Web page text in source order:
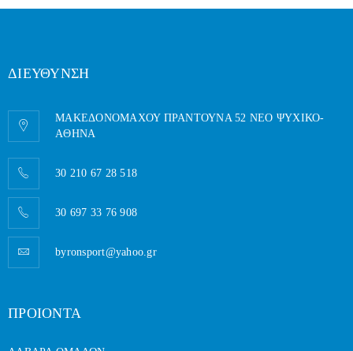
ΔΙΕΥΘΥΝΣΗ
ΜΑΚΕΔΟΝΟΜΑΧΟΥ ΠΡΑΝΤΟΥΝΑ 52 ΝΕΟ ΨΥΧΙΚΟ-
AΘΗΝΑ
30 210 67 28 518
30 697 33 76 908
byronsport@yahoo.gr
ΠΡΟΙΟΝΤΑ